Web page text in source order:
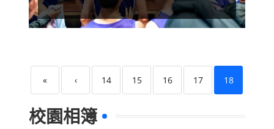
« ‹ 14 15 16 17 18
校園相簿